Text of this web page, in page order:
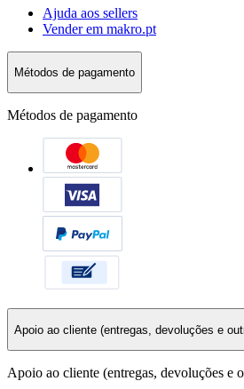
Ajuda aos sellers
Vender em makro.pt
Métodos de pagamento
Métodos de pagamento
Apoio ao cliente (entregas, devoluções e
Apoio ao cliente (entregas, devoluções e